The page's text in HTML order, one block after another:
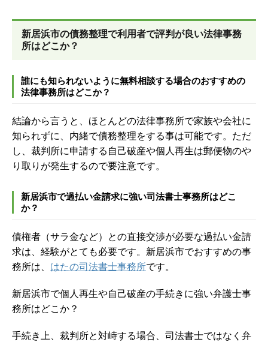
新居浜市の債務整理で利用者で評判が良い法律事務
所はどこか？
誰にも知られないように無料相談する場合のおすすめの
法律事務所はどこか？
結論から言うと、ほとんどの法律事務所で家族や会社に
知られずに、内緒で債務整理をする事は可能です。ただ
し、裁判所に申請する自己破産や個人再生は郵便物のや
り取りが発生するので要注意です。
新居浜市で過払い金請求に強い司法書士事務所はどこ
か？
債権者（サラ金など）との直接交渉が必要な過払い金請
求は、経験がとても必要です。新居浜市でおすすめの事
務所は、 はたの司法書士事務所です。
新居浜市で個人再生や自己破産の手続きに強い弁護士事
務所はどこか？
手続き上、裁判所と対峙する場合、司法書士ではなく弁